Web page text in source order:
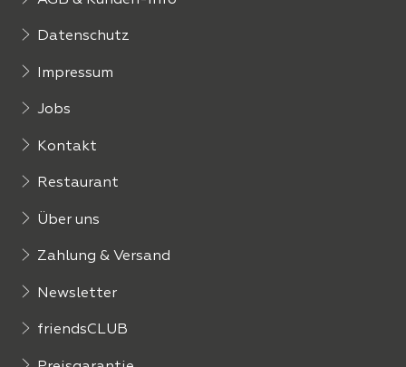
Datenschutz
Impressum
Jobs
Kontakt
Restaurant
Über uns
Zahlung & Versand
Newsletter
friendsCLUB